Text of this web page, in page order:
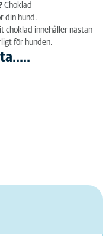
Choklad
din hund.
choklad innehåller nästan
för hunden.